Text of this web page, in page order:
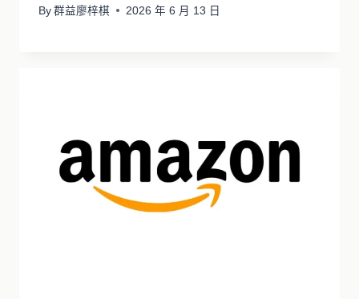
By 群益廖梓棋 2026 年 6 月 13 日